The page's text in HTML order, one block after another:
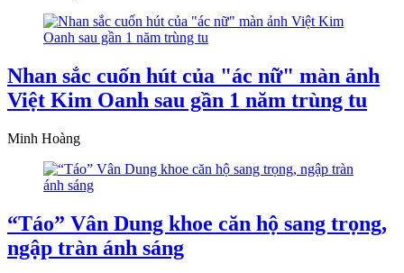
Nhan sắc cuốn hút của "ác nữ" màn ảnh
Việt Kim Oanh sau gần 1 năm trùng tu
Minh Hoàng
“Táo” Vân Dung khoe căn hộ sang trọng,
ngập tràn ánh sáng